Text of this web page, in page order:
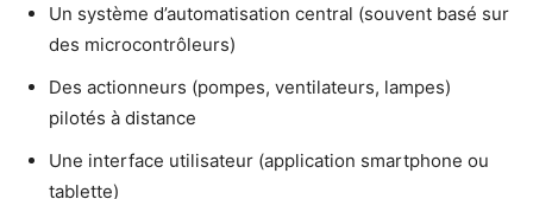
Un système d’automatisation central (souvent basé sur
des microcontrôleurs)
Des actionneurs (pompes, ventilateurs, lampes)
pilotés à distance
Une interface utilisateur (application smartphone ou
tablette)